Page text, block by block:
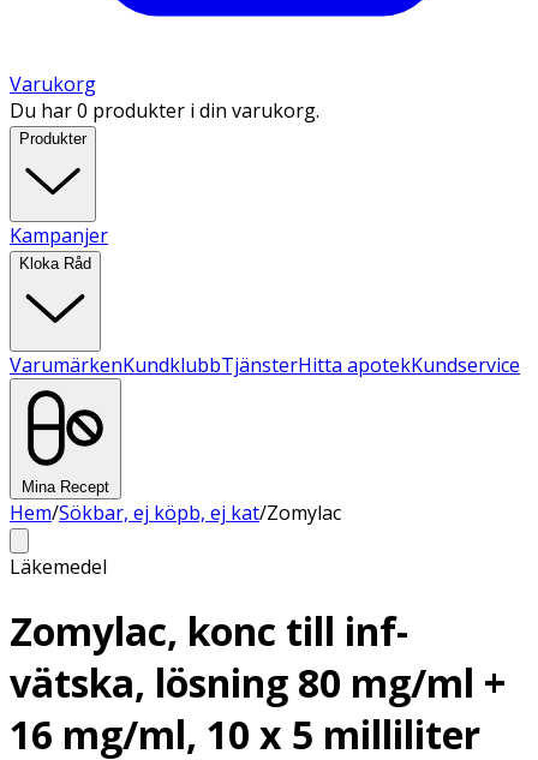
Varukorg
Du har 0 produkter i din varukorg.
Produkter
Kampanjer
Kloka Råd
VarumärkenKundklubbTjänsterHitta apotekKundservice
Mina Recept
Hem/Sökbar, ej köpb, ej kat/Zomylac
Läkemedel
Zomylac, konc till inf-
vätska, lösning 80 mg/ml +
16 mg/ml, 10 x 5 milliliter